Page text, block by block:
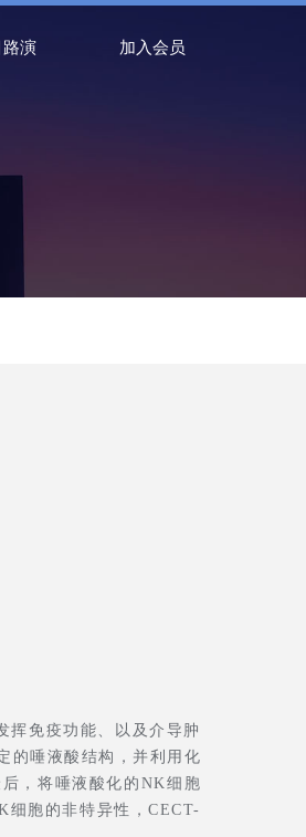
演 加入会员
挥免疫功能、以及介导肿
的唾液酸结构，并利用化
，将唾液酸化的NK细胞
细胞的非特异性，CECT-